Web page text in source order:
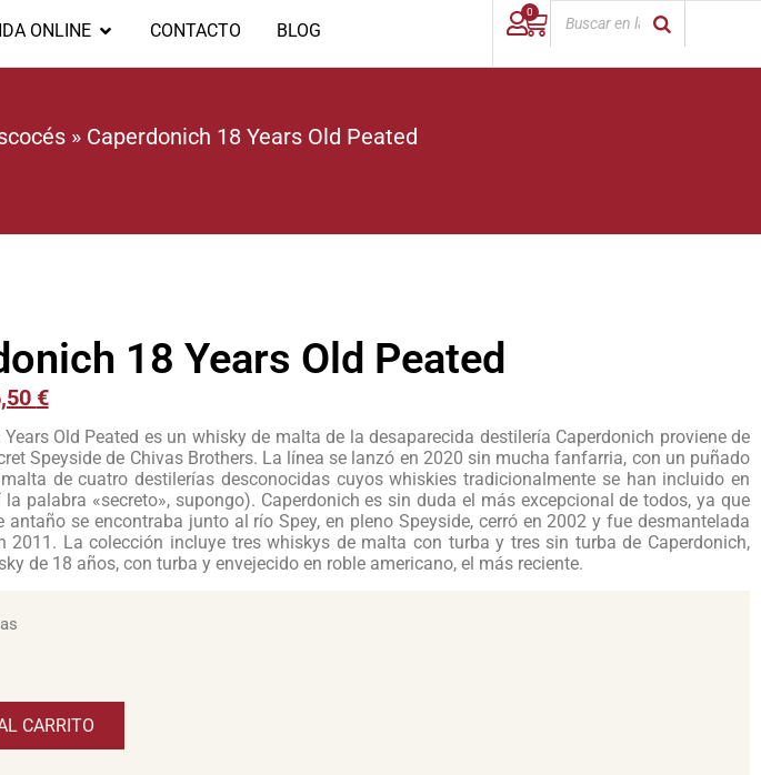
ONLINE CONTACTO BLOG
0
» Caperdonich 18 Years Old Peated
18 Years Old Peated
€
Old Peated es un whisky de malta de la desaparecida destilería Caperdonich proviene de
Speyside de Chivas Brothers. La línea se lanzó en 2020 sin mucha fanfarria, con un puñado
de cuatro destilerías desconocidas cuyos whiskies tradicionalmente se han incluido en
la palabra «secreto», supongo). Caperdonich es sin duda el más excepcional de todos, ya que
antaño se encontraba junto al río Spey, en pleno Speyside, cerró en 2002 y fue desmantelada
2011. La colección incluye tres whiskys de malta con turba y tres sin turba de Caperdonich,
de 18 años, con turba y envejecido en roble americano, el más reciente.
CARRITO